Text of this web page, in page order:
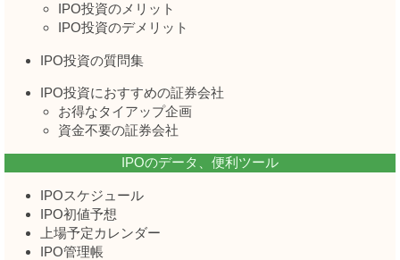
IPO投資のメリット
IPO投資のデメリット
IPO投資の質問集
IPO投資におすすめの証券会社
お得なタイアップ企画
資金不要の証券会社
IPOのデータ、便利ツール
IPOスケジュール
IPO初値予想
上場予定カレンダー
IPO管理帳